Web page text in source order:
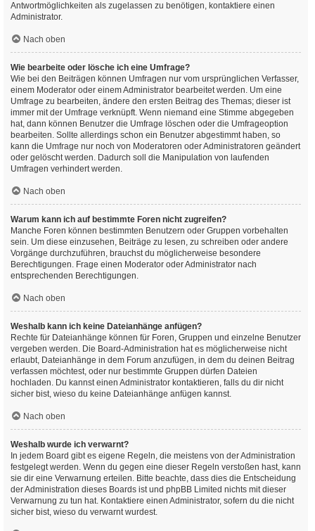
Antwortmöglichkeiten als zugelassen zu benötigen, kontaktiere einen
Administrator.
Nach oben
Wie bearbeite oder lösche ich eine Umfrage?
Wie bei den Beiträgen können Umfragen nur vom ursprünglichen Verfasser,
einem Moderator oder einem Administrator bearbeitet werden. Um eine
Umfrage zu bearbeiten, ändere den ersten Beitrag des Themas; dieser ist
immer mit der Umfrage verknüpft. Wenn niemand eine Stimme abgegeben
hat, dann können Benutzer die Umfrage löschen oder die Umfrageoption
bearbeiten. Sollte allerdings schon ein Benutzer abgestimmt haben, so
kann die Umfrage nur noch von Moderatoren oder Administratoren geändert
oder gelöscht werden. Dadurch soll die Manipulation von laufenden
Umfragen verhindert werden.
Nach oben
Warum kann ich auf bestimmte Foren nicht zugreifen?
Manche Foren können bestimmten Benutzern oder Gruppen vorbehalten
sein. Um diese einzusehen, Beiträge zu lesen, zu schreiben oder andere
Vorgänge durchzuführen, brauchst du möglicherweise besondere
Berechtigungen. Frage einen Moderator oder Administrator nach
entsprechenden Berechtigungen.
Nach oben
Weshalb kann ich keine Dateianhänge anfügen?
Rechte für Dateianhänge können für Foren, Gruppen und einzelne Benutzer
vergeben werden. Die Board-Administration hat es möglicherweise nicht
erlaubt, Dateianhänge in dem Forum anzufügen, in dem du deinen Beitrag
verfassen möchtest, oder nur bestimmte Gruppen dürfen Dateien
hochladen. Du kannst einen Administrator kontaktieren, falls du dir nicht
sicher bist, wieso du keine Dateianhänge anfügen kannst.
Nach oben
Weshalb wurde ich verwarnt?
In jedem Board gibt es eigene Regeln, die meistens von der Administration
festgelegt werden. Wenn du gegen eine dieser Regeln verstoßen hast, kann
sie dir eine Verwarnung erteilen. Bitte beachte, dass dies die Entscheidung
der Administration dieses Boards ist und phpBB Limited nichts mit dieser
Verwarnung zu tun hat. Kontaktiere einen Administrator, sofern du die nicht
sicher bist, wieso du verwarnt wurdest.